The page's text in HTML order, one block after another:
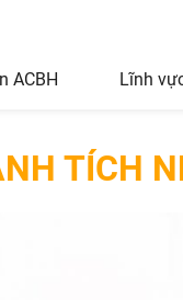
ACBH Lĩnh
TÍCH